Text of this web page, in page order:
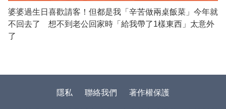
婆婆過生日喜歡請客！但都是我「辛苦做兩桌飯菜」今年就
不回去了 想不到老公回家時「給我帶了1樣東西」太意外
了
隱私 聯絡我們 著作權保護